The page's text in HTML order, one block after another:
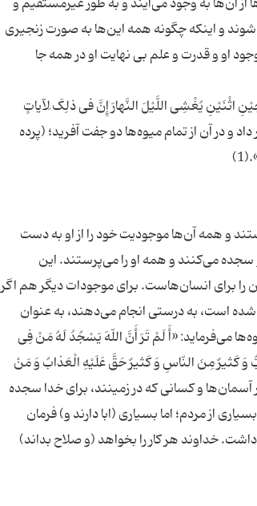
از آن‌ها به وجود می‌آیند و به طور غیرمستقیم و
و اینکه چگونه همه این‌ها به صورت زنجیری
او و قدرت و علم بی نهایت او در همه جا
اثْنَیْنِ یُغْشِی اللَّیْلَ النَّهارَ إِنَّ فی ذلِکَ َلآیاتٍ
و در آن از تمام میوه‌ها دو جفت آفرید؛ (پرده
و همه آن‌ها موجودیت خود را از او به دست
سجده می‌کنند و همه او را می‌پرستند. این
برای انسان‌هاست. برای موجودات دیگر هم اگر
شده است، به درستی انجام می‌دهند، به عنوان
می‌فرماید: «أَ لَمْ تَرَ أَنَّ اللّهَ یَسْجُدُ لَهُ مَنْ فِی
وَ کَثیرٌ مِنَ النّاسِ وَ کَثیرٌ حَقَّ عَلَیْهِ الْعَذابُ وَ مَنْ
آسمان‌ها و کسانی که در زمینند، برای خدا سجده
از مردم؛ اما بسیاری (ابا دارند و) فرمان
خداوند هر کار را بخواهد (و صلاح بداند)